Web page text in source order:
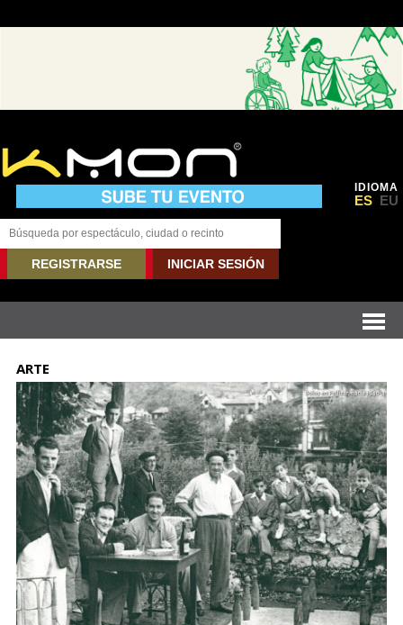
IDIOMA
ES EU
REGISTRARSE INICIAR SESIÓN
ARTE